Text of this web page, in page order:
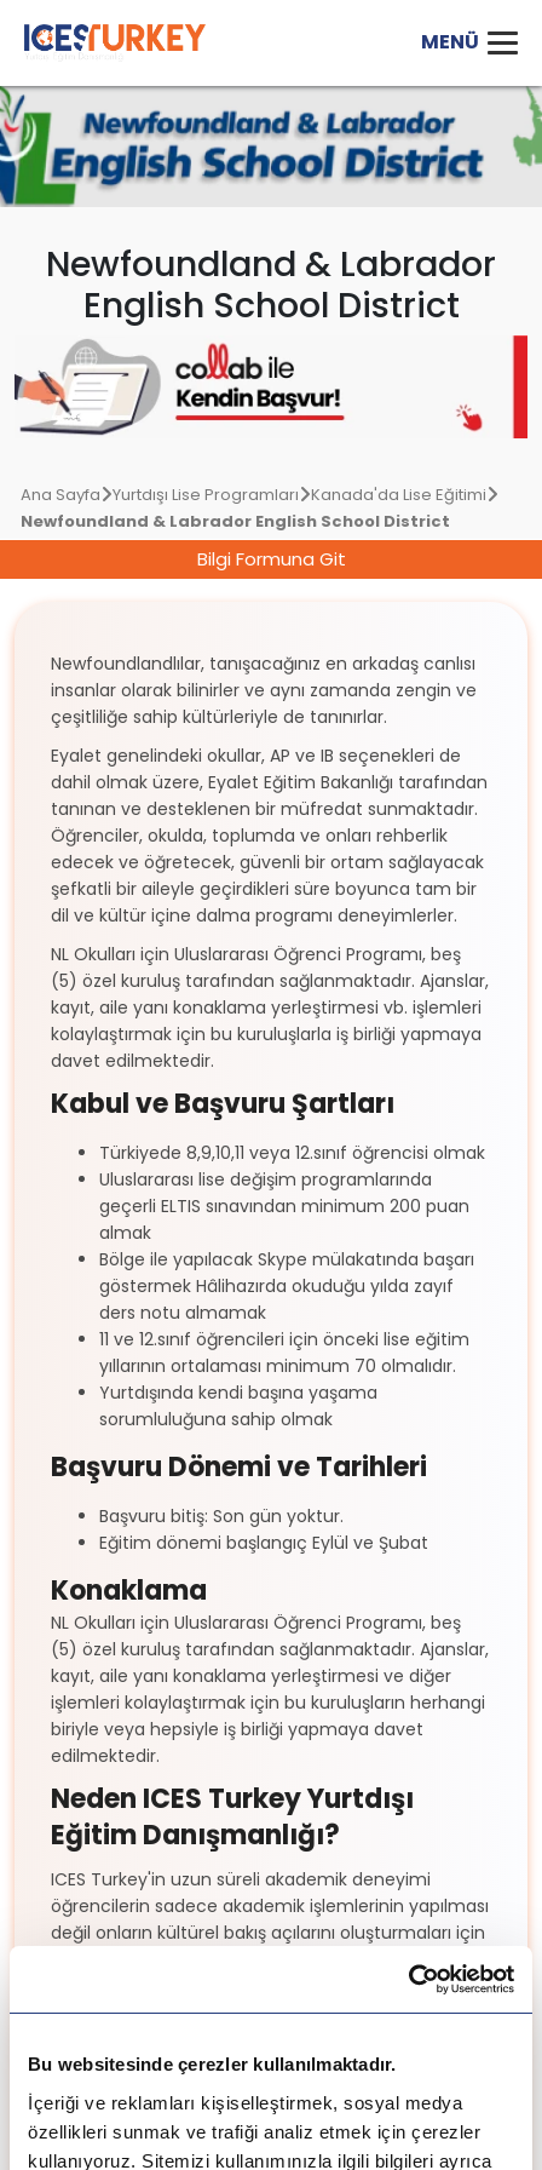
Bu websitesinde çerezler kullanılmaktadır.
İçeriği ve reklamları kişiselleştirmek, sosyal medya
özellikleri sunmak ve trafiği analiz etmek için çerezler
kullanıyoruz. Sitemizi kullanımınızla ilgili bilgileri ayrıca
Newfoundland & Labrador
English School District
Ana Sayfa Yurtdışı Lise Programları Kanada'da Lise Eğitimi
Newfoundland & Labrador English School District
Bilgi Formuna Git
Newfoundlandlılar, tanışacağınız en arkadaş canlısı
insanlar olarak bilinirler ve aynı zamanda zengin ve
çeşitliliğe sahip kültürleriyle de tanınırlar.
Eyalet genelindeki okullar, AP ve IB seçenekleri de
dahil olmak üzere, Eyalet Eğitim Bakanlığı tarafından
tanınan ve desteklenen bir müfredat sunmaktadır.
Öğrenciler, okulda, toplumda ve onları rehberlik
edecek ve öğretecek, güvenli bir ortam sağlayacak
şefkatli bir aileyle geçirdikleri süre boyunca tam bir
dil ve kültür içine dalma programı deneyimlerler.
NL Okulları için Uluslararası Öğrenci Programı, beş
(5) özel kuruluş tarafından sağlanmaktadır. Ajanslar,
kayıt, aile yanı konaklama yerleştirmesi vb. işlemleri
kolaylaştırmak için bu kuruluşlarla iş birliği yapmaya
davet edilmektedir.
Kabul ve Başvuru Şartları
Türkiyede 8,9,10,11 veya 12.sınıf öğrencisi olmak
Uluslararası lise değişim programlarında
geçerli ELTIS sınavından minimum 200 puan
almak
Bölge ile yapılacak Skype mülakatında başarı
göstermek Hâlihazırda okuduğu yılda zayıf
ders notu almamak
11 ve 12.sınıf öğrencileri için önceki lise eğitim
yıllarının ortalaması minimum 70 olmalıdır.
Yurtdışında kendi başına yaşama
sorumluluğuna sahip olmak
Başvuru Dönemi ve Tarihleri
Başvuru bitiş: Son gün yoktur.
Eğitim dönemi başlangıç Eylül ve Şubat
Konaklama
NL Okulları için Uluslararası Öğrenci Programı, beş
(5) özel kuruluş tarafından sağlanmaktadır. Ajanslar,
kayıt, aile yanı konaklama yerleştirmesi ve diğer
işlemleri kolaylaştırmak için bu kuruluşların herhangi
biriyle veya hepsiyle iş birliği yapmaya davet
edilmektedir.
Neden ICES Turkey Yurtdışı
Eğitim Danışmanlığı?
ICES Turkey'in uzun süreli akademik deneyimi
öğrencilerin sadece akademik işlemlerinin yapılması
değil onların kültürel bakış açılarını oluşturmaları için
gerekli bilgilerin sağlanmasını da sağlar. Kanada'daki
uzmanlığı hem lise hem üniversite seviyesinde
birçok öğrenciye yol göstermiştir. Öğrencilerin
yönlendirme yapan, akademik yönlendirmelerde
bulunan ICES Turkey danışmanları öğrencilerinin
istedikleri ve kendilerine faydalı olacak deneyimlere
sahip olmaları için çalışır.